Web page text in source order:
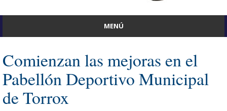
MENÚ
Comienzan las mejoras en el
Pabellón Deportivo Municipal
de Torrox